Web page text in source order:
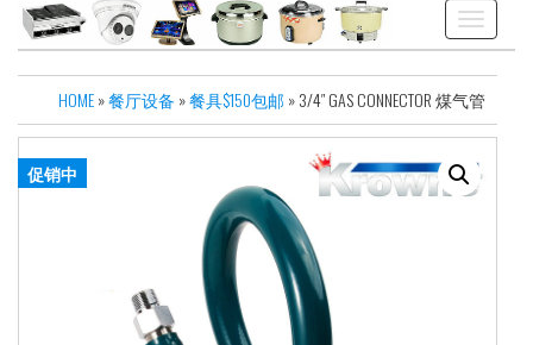
Toggle
navigation
HOME»餐厅设备 »餐具$150包邮» 3/4″ GAS CONNECTOR 煤气管
促销中